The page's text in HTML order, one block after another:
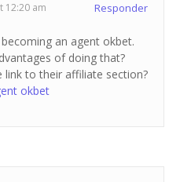
12:20 am Responder
an agent okbet.
of doing that?
link to their affiliate section?
okbet